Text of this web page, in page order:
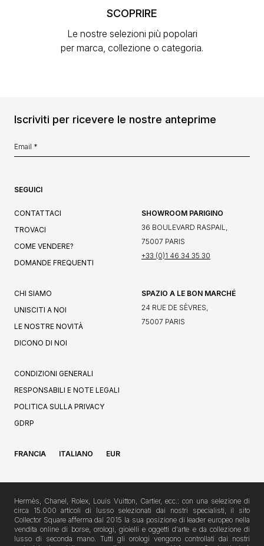
SCOPRIRE
Le nostre selezioni più popolari
per marca, collezione o categoria.
Iscriviti per ricevere le nostre anteprime
SEGUICI
CONTATTACI
TROVACI
COME VENDERE?
DOMANDE FREQUENTI
SHOWROOM PARIGINO
36 BOULEVARD RASPAIL,
75007 PARIS
+33 (0)1 46 34 35 30
CHI SIAMO
UNISCITI A NOI
LE NOSTRE NOVITÀ
DICONO DI NOI
SPAZIO A LE BON MARCHÉ
24 RUE DE SÈVRES,
75007 PARIS
CONDIZIONI GENERALI
RESPONSABILI E NOTE LEGALI
POLITICA SULLA PRIVACY
GDRP
FRANCIA ITALIANO EUR
Hermès, Chanel, Rolex, Louis Vuitton, Cartier, ecc.: con una selezione di
circa 15.000 articoli di lusso selezionati dai nostri specialisti, il sito
Collector Square afferma dal 2015 la sua posizione di leader europeo nella
vendita online di borse, orologi, gioielli e oggetti d'arte e da collezione di
lusso di seconda mano. Tutti gli orologi vengono controllati dai nostri